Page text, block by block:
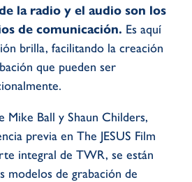
la radio y el audio son los
de comunicación. Es aquí
brilla, facilitando la creación
que pueden ser
Mike Ball y Shaun Childers,
previa en The JESUS Film
integral de TWR, se están
modelos de grabación de